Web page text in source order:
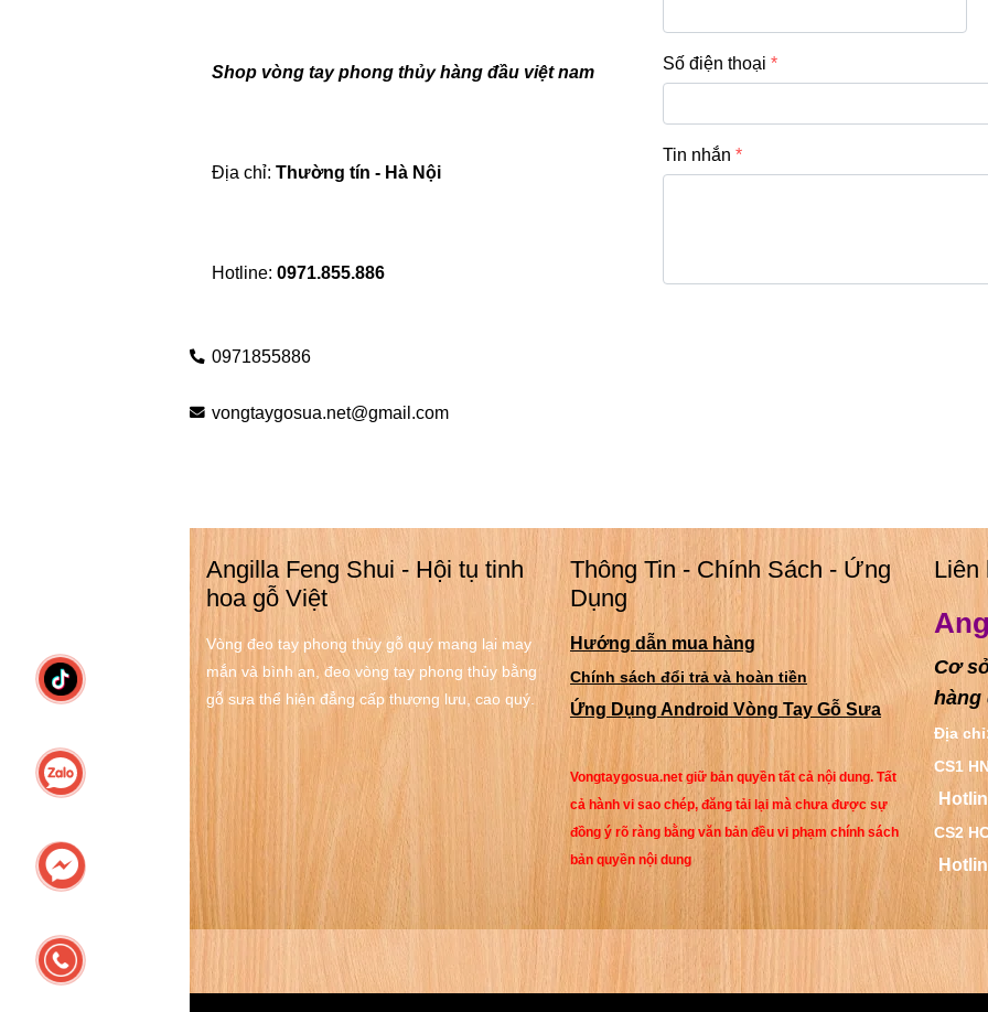
Shop vòng tay phong thủy hàng đầu việt nam
Địa chỉ: Thường tín - Hà Nội
Hotline: 0971.855.886
0971855886
vongtaygosua.net@gmail.com
Số điện thoại
Tin nhắn
Angilla Feng Shui - Hội tụ tinh
hoa gỗ Việt
Vòng đeo tay phong thủy gỗ quý mang lại may
mắn và bình an, đeo vòng tay phong thủy bằng
gỗ sưa thể hiện đẳng cấp thượng lưu, cao quý.
Thông Tin - Chính Sách - Ứng
Dụng
Hướng dẫn mua hàng
Chính sách đổi trả và hoàn tiền
Ứng Dụng Android Vòng Tay Gỗ Sưa
Vongtaygosua.net giữ bản quyền tất cả nội dung. Tất
cả hành vi sao chép, đăng tải lại mà chưa được sự
đồng ý rõ ràng bằng văn bản đều vi phạm chính sách
bản quyền nội dung
Liên
Cơ
hàng
Địa
CS1
CS2